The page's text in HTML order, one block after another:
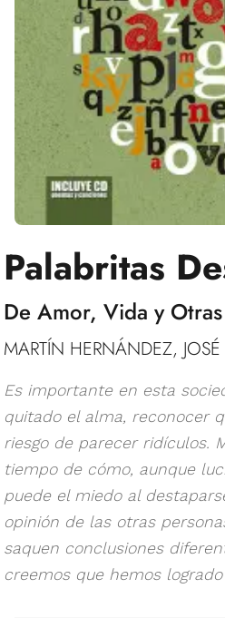
Palabritas
De Amor, Vida y
MARTÍN HERNÁNDEZ,
Es importante en esta
quitado el alma, reconocer
riesgo de parecer ridículos.
tiempo de cómo, aunque
puede el miedo al
opinión de las otras
saquen conclusiones
creemos que hemos